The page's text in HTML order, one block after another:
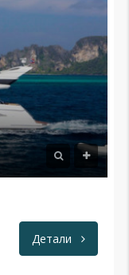
Детали